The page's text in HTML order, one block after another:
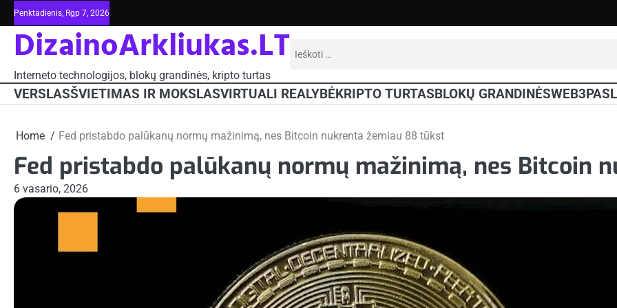
Skip
to
content
Penktadienis, Rgp 7, 2026
DizainoArkliukas.LT
Interneto technologijos, blokų grandinės, kripto turtas
Ieškoti:
VERSLASŠVIETIMAS IR MOKSLASVIRTUALI REALYBĖKRIPTO TURTASBLOKŲ GRANDINĖSWEB3
Home Fed pristabdo palūkanų normų mažinimą, nes Bitcoin nukrenta žemiau 88 tūkst
Fed pristabdo palūkanų normų mažinimą, nes Bitcoin
6 vasario, 2026